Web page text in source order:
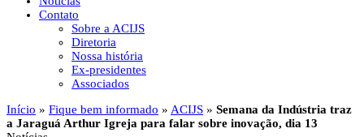
Contato
Sobre a ACIJS
Diretoria
Nossa história
Ex-presidentes
Associados
Início » Fique bem informado » ACIJS » Semana da Indústria traz
a Jaraguá Arthur Igreja para falar sobre inovação, dia 13